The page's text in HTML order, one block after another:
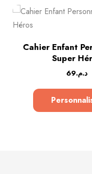
Cahier Enfant
Super
د.م.69